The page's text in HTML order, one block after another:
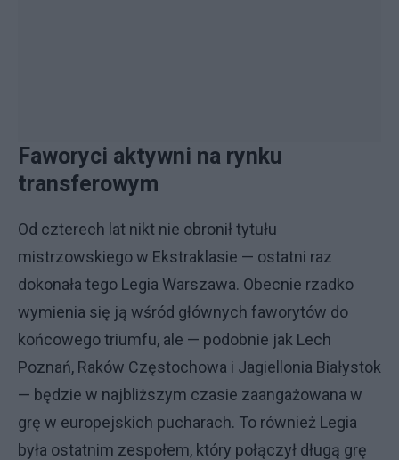
Faworyci aktywni na rynku
transferowym
Od czterech lat nikt nie obronił tytułu
mistrzowskiego w Ekstraklasie — ostatni raz
dokonała tego Legia Warszawa. Obecnie rzadko
wymienia się ją wśród głównych faworytów do
końcowego triumfu, ale — podobnie jak Lech
Poznań, Raków Częstochowa i Jagiellonia Białystok
— będzie w najbliższym czasie zaangażowana w
grę w europejskich pucharach. To również Legia
była ostatnim zespołem, który połączył długą grę